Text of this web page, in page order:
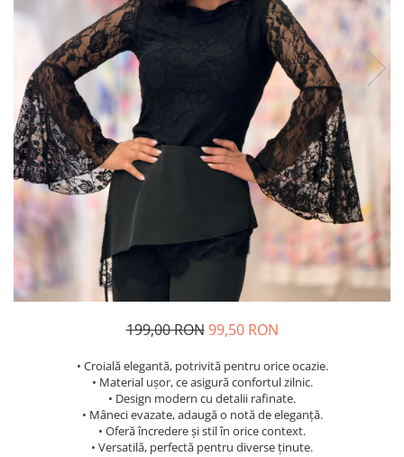
Costume de baie
199,00 RON 99,50 RON
• Croială elegantă, potrivită pentru orice ocazie.
• Material ușor, ce asigură confortul zilnic.
• Design modern cu detalii rafinate.
• Mâneci evazate, adaugă o notă de eleganță.
• Oferă încredere și stil în orice context.
• Versatilă, perfectă pentru diverse ținute.